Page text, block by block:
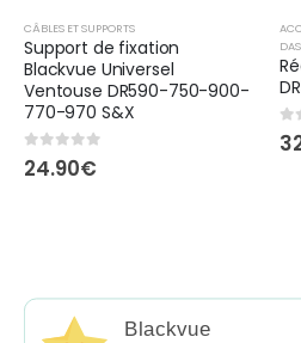
CÂBLES ET SUPPORTS
Support de fixation
Blackvue Universel
Ventouse DR590-750-900-
770-970 S&X
0out of 5
24.90€
0
Blackvue